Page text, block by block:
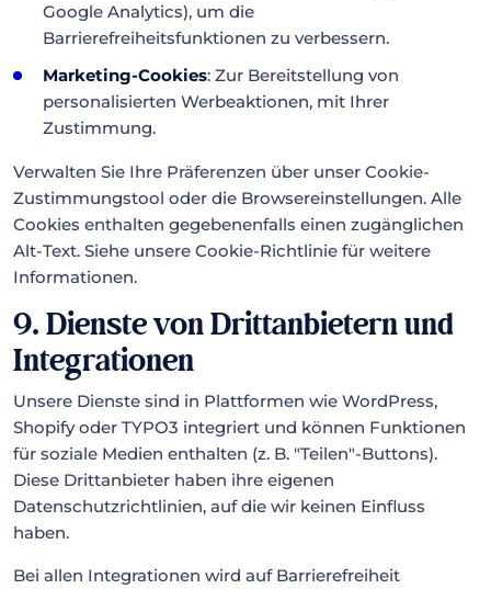
Google Analytics), um die
Barrierefreiheitsfunktionen zu verbessern.
Marketing-Cookies: Zur Bereitstellung von
personalisierten Werbeaktionen, mit Ihrer
Zustimmung.
Verwalten Sie Ihre Präferenzen über unser Cookie-
Zustimmungstool oder die Browsereinstellungen. Alle
Cookies enthalten gegebenenfalls einen zugänglichen
Alt-Text. Siehe unsere Cookie-Richtlinie für weitere
Informationen.
9. Dienste von Drittanbietern und
Integrationen
Unsere Dienste sind in Plattformen wie WordPress,
Shopify oder TYPO3 integriert und können Funktionen
für soziale Medien enthalten (z. B. "Teilen"-Buttons).
Diese Drittanbieter haben ihre eigenen
Datenschutzrichtlinien, auf die wir keinen Einfluss
haben.
Bei allen Integrationen wird auf Barrierefreiheit